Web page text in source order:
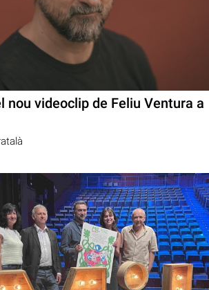
nou videoclip de Feliu Ventura a